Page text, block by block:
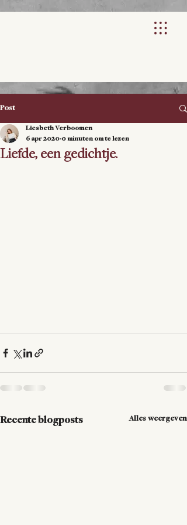
Post
Liefde, een gedichtje.
Liesbeth Verboomen
6 apr 2020 0 minuten om te lezen
Recente blogposts Alles weergeven